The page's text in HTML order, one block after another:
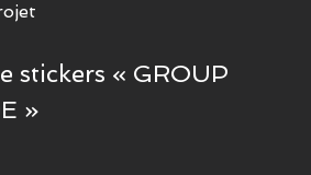
stickers « GROUP
»